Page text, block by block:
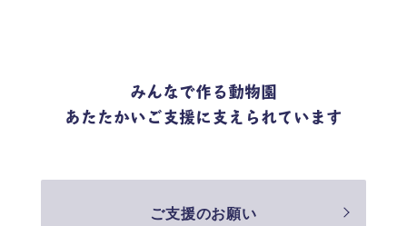
みんなで作る動物園
あたたかいご支援に支えられています
ご支援のお願い